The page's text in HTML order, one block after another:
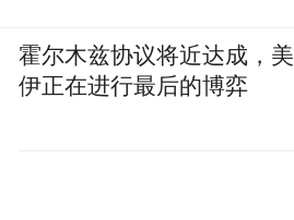
霍尔木兹协议将近达成，美
伊正在进行最后的博弈